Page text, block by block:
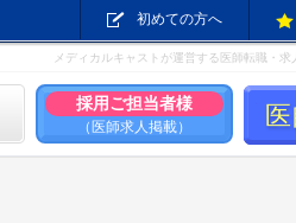
初めての方へ
メディカルキャストが運営する医師転職・求
採用ご担当者様
（医師求人掲載）